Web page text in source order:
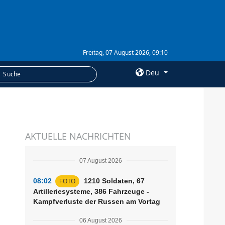
Freitag, 07 August 2026, 09:10
Deu
Abonnement
AKTUELLE NACHRICHTEN
07 August 2026
08:02 FOTO
1210 Soldaten, 67
Artilleriesysteme, 386 Fahrzeuge -
Kampfverluste der Russen am Vortag
06 August 2026